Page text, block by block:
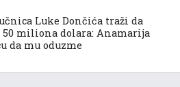
Luke Dončića traži da
miliona dolara: Anamarija
da mu oduzme